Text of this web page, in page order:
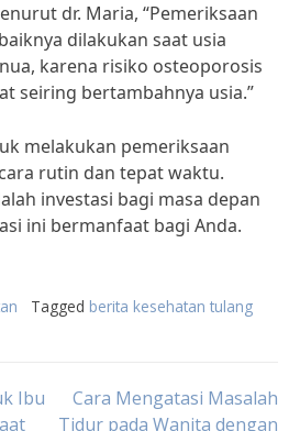
dr. Maria, “Pemeriksaan
dilakukan saat usia
karena risiko osteoporosis
seiring bertambahnya usia.”
melakukan pemeriksaan
rutin dan tepat waktu.
investasi bagi masa depan
ini bermanfaat bagi Anda.
Tagged berita kesehatan tulang
Ibu
Cara Mengatasi Masalah
Tidur pada Wanita dengan